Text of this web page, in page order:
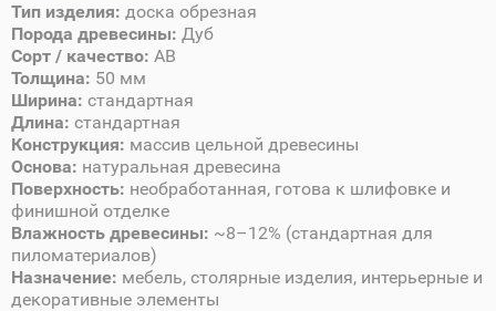
Тип изделия: доска обрезная
Порода древесины: Дуб
Сорт / качество: AB
Толщина: 50 мм
Ширина: стандартная
Длина: стандартная
Конструкция: массив цельной древесины
Основа: натуральная древесина
Поверхность: необработанная, готова к шлифовке и
финишной отделке
Влажность древесины: ~8–12% (стандартная для
пиломатериалов)
Назначение: мебель, столярные изделия, интерьерные и
декоративные элементы